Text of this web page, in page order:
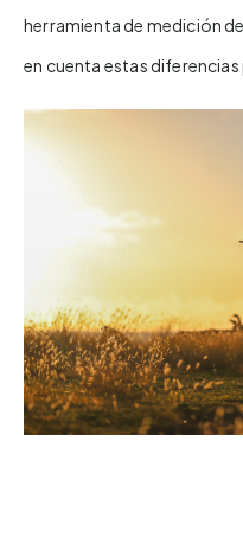
herramienta de medición
en cuenta estas diferencias